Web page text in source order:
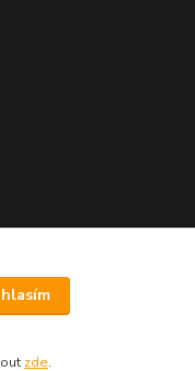
zde.